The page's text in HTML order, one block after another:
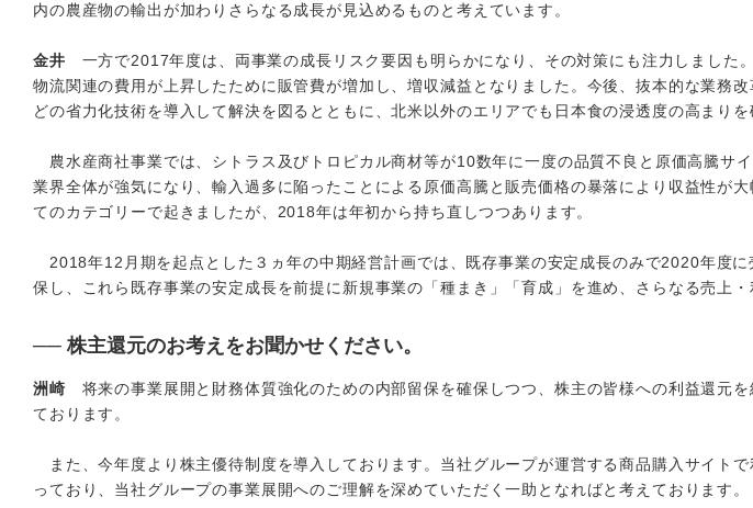
内の農産物の輸出が加わりさらなる成長が見込めるものと考えています。
金井 一方で2017年度は、両事業の成長リスク要因も明らかになり、その対策にも注力しました
物流関連の費用が上昇したために販管費が増加し、増収減益となりました。今後、抜本的な業務
どの省力化技術を導入して解決を図るとともに、北米以外のエリアでも日本食の浸透度の高まりを
農水産商社事業では、シトラス及びトロピカル商材等が10数年に一度の品質不良と原価高騰サ
業界全体が強気になり、輸入過多に陥ったことによる原価高騰と販売価格の暴落により収益性が
てのカテゴリーで起きましたが、2018年は年初から持ち直しつつあります。
2018年12月期を起点とした３ヵ年の中期経営計画では、既存事業の安定成長のみで2020年度
保し、これら既存事業の安定成長を前提に新規事業の「種まき」「育成」を進め、さらなる売上・
── 株主還元のお考えをお聞かせください。
洲崎 将来の事業展開と財務体質強化のための内部留保を確保しつつ、株主の皆様への利益還元
ております。
また、今年度より株主優待制度を導入しております。当社グループが運営する商品購入サイト
っており、当社グループの事業展開へのご理解を深めていただく一助となればと考えております。